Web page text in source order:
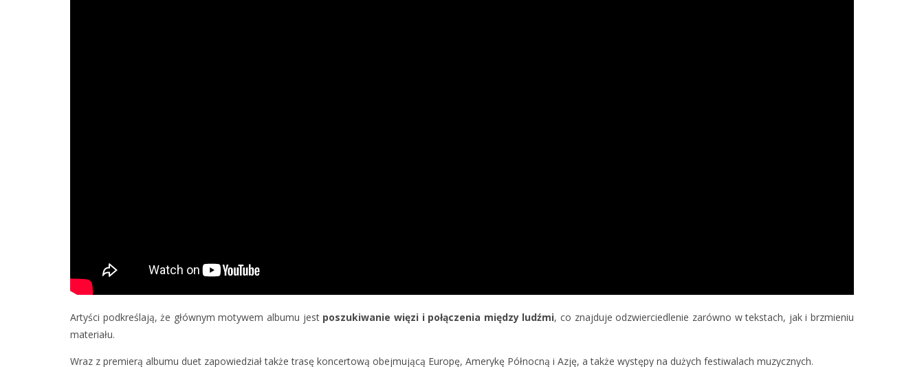
Artyści podkreślają, że głównym motywem albumu jest poszukiwanie więzi i połączenia między ludźmi, co znajduje odzwierciedlenie zarówno w tekstach, jak i brzmieniu
materiału.
Wraz z premierą albumu duet zapowiedział także trasę koncertową obejmującą Europę, Amerykę Północną i Azję, a także występy na dużych festiwalach muzycznych.